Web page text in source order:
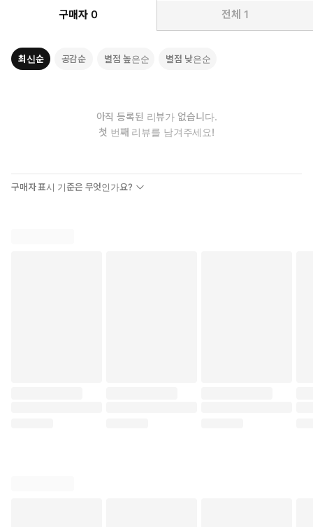
구매자 0 전체 1
최신순 공감순 별점 높은순 별점 낮은순
아직 등록된 리뷰가 없습니다.
첫 번째 리뷰를 남겨주세요!
구매자 표시 기준은 무엇인가요?